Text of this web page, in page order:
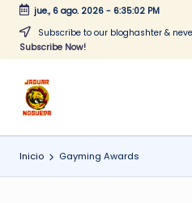
Saltar
jue., 6 ago. 2026- 6:35:02 PM
Subscribe to our bloghashter &
Subscribe Now!
J
a
g
CONTENIDO
Inicio Gayming Awards